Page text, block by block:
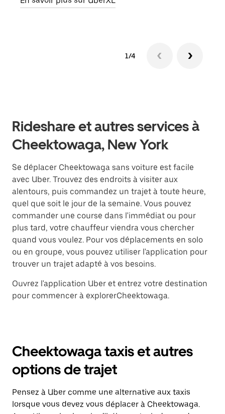
1/4
Rideshare et autres services à
Cheektowaga, New York
Se déplacer Cheektowaga sans voiture est facile
avec Uber. Trouvez des endroits à visiter aux
alentours, puis commandez un trajet à toute heure,
quel que soit le jour de la semaine. Vous pouvez
commander une course dans l'immédiat ou pour
plus tard, votre chauffeur viendra vous chercher
quand vous voulez. Pour vos déplacements en solo
ou en groupe, vous pouvez utiliser l'application pour
trouver un trajet adapté à vos besoins.
Ouvrez l'application Uber et entrez votre destination
pour commencer à explorerCheektowaga.
Cheektowaga taxis et autres
options de trajet
Pensez à Uber comme une alternative aux taxis
lorsque vous devez vous déplacer à Cheektowaga.